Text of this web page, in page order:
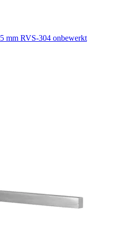
mm RVS-304 onbewerkt